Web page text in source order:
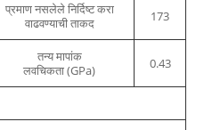
प्रमाण नसलेले निर्दिष्ट करा
वाढवण्याची ताकद
173
तन्य मापांक
लवचिकता (GPa)
0.43